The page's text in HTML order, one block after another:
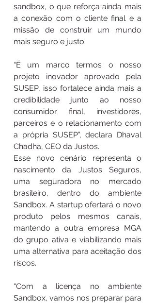
sandbox, o que reforça ainda mais
a conexão com o cliente final e a
missão de construir um mundo
mais seguro e justo.
“É um marco termos o nosso
projeto inovador aprovado pela
SUSEP, isso fortalece ainda mais a
credibilidade junto ao nosso
consumidor final, investidores,
parceiros e o relacionamento com
a própria SUSEP”, declara Dhaval
Chadha, CEO da Justos.
Esse novo cenário representa o
nascimento da Justos Seguros,
uma seguradora no mercado
brasileiro, dentro do ambiente
Sandbox. A startup ofertará o novo
produto pelos mesmos canais,
mantendo a outra empresa MGA
do grupo ativa e viabilizando mais
uma alternativa para aceitação dos
riscos.
“Com a licença no ambiente
Sandbox, vamos nos preparar para